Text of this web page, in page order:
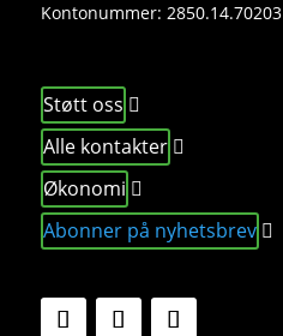
Kontonummer: 2850.14.70203
Støtt oss
Alle kontakter
Økonomi
Abonner på nyhetsbrev